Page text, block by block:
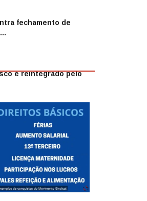
fechamento de
é reintegrado pelo